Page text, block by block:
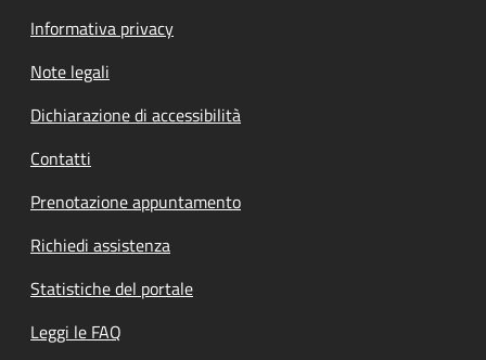
Informativa privacy
Note legali
Dichiarazione di accessibilità
Contatti
Prenotazione appuntamento
Richiedi assistenza
Statistiche del portale
Leggi le FAQ